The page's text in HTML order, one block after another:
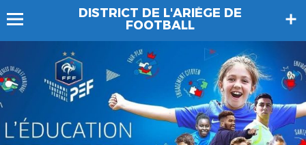
DISTRICT DE L'ARIÈGE DE
FOOTBALL